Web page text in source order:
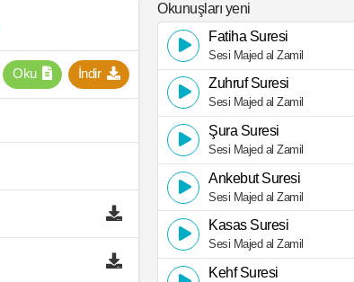
İndir
Oku
Okunuşları yeni
Fatiha Suresi
Sesi Majed al Zamil
Zuhruf Suresi
Sesi Majed al Zamil
Şura Suresi
Sesi Majed al Zamil
Ankebut Suresi
Sesi Majed al Zamil
Kasas Suresi
Sesi Majed al Zamil
Kehf Suresi